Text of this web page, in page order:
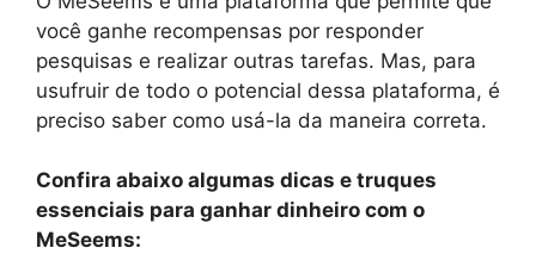
você ganhe recompensas por responder
pesquisas e realizar outras tarefas. Mas, para
usufruir de todo o potencial dessa plataforma, é
preciso saber como usá-la da maneira correta.
Confira abaixo algumas dicas e truques
essenciais para ganhar dinheiro com o
MeSeems: